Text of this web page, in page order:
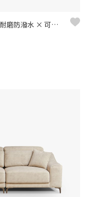
馬蒂尼L型貓抓布沙發｜滑軌式坐墊 × 耐磨防潑水 × 可拆洗布套 – 擇木深耕